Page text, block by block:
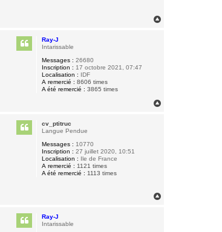
Ray-J
Intarissable
Messages : 26680
Inscription : 17 octobre 2021, 07:47
Localisation : IDF
A remercié : 8606 times
A été remercié : 3865 times
cv_ptitruc
Langue Pendue
Messages : 10770
Inscription : 27 juillet 2020, 10:51
Localisation : Ile de France
A remercié : 1121 times
A été remercié : 1113 times
Ray-J
Intarissable